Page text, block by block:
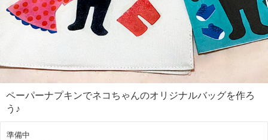
ペーパーナプキンでネコちゃんのオリジナルバッグを作ろ
う♪
準備中